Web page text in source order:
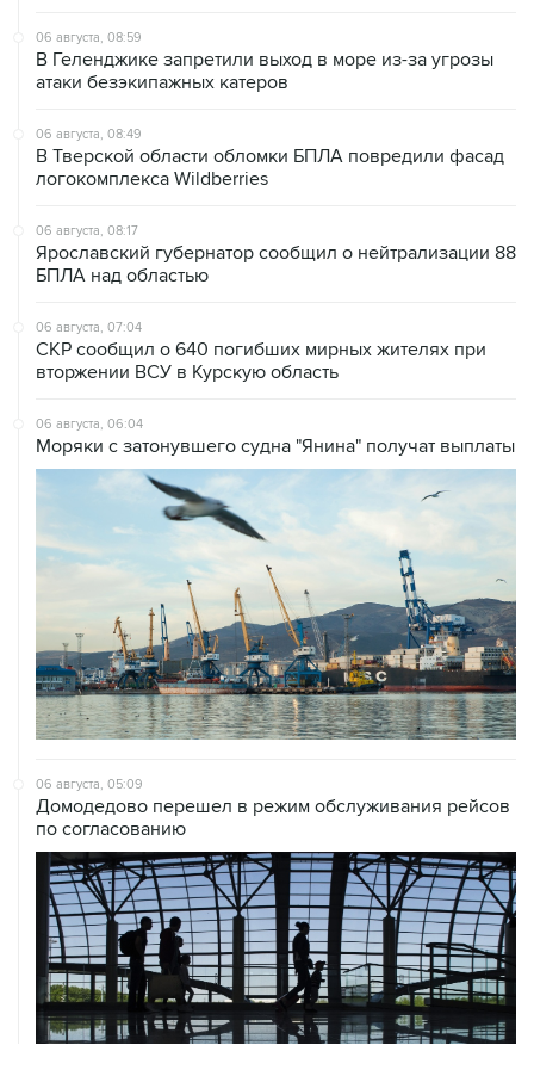
06 августа, 08:59
В Геленджике запретили выход в море из-за угрозы
атаки безэкипажных катеров
06 августа, 08:49
В Тверской области обломки БПЛА повредили фасад
логокомплекса Wildberries
06 августа, 08:17
Ярославский губернатор сообщил о нейтрализации 88
БПЛА над областью
06 августа, 07:04
СКР сообщил о 640 погибших мирных жителях при
вторжении ВСУ в Курскую область
06 августа, 06:04
Моряки с затонувшего судна "Янина" получат выплаты
06 августа, 05:09
Домодедово перешел в режим обслуживания рейсов
по согласованию